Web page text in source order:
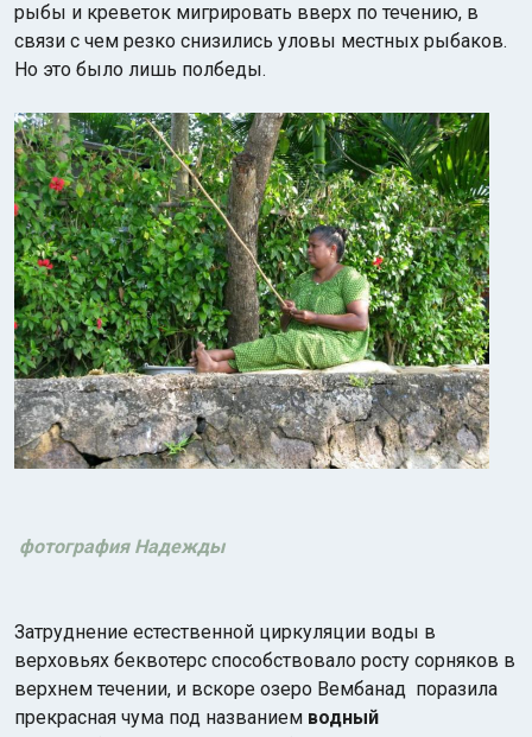
рыбы и креветок мигрировать вверх по течению, в
связи с чем резко снизились уловы местных рыбаков.
Но это было лишь полбеды.
фотография Надежды
Затруднение естественной циркуляции воды в
верховьях беквотерс способствовало росту сорняков в
верхнем течении, и вскоре озеро Вембанад поразила
прекрасная чума под названием водный